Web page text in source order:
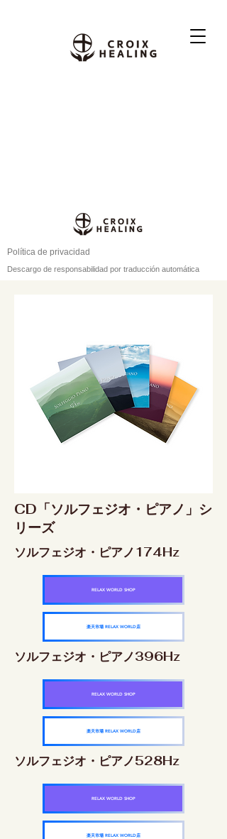
Política de privacidad
Descargo de responsabilidad por traducción automática
CD「ソルフェジオ・ピアノ」シ
リーズ
ソルフェジオ・ピアノ174Hz
RELAX WORLD SHOP
楽天市場 RELAX WORLD店
ソルフェジオ・ピアノ396Hz
RELAX WORLD SHOP
楽天市場 RELAX WORLD店
ソルフェジオ・ピアノ528Hz
RELAX WORLD SHOP
楽天市場 RELAX WORLD店